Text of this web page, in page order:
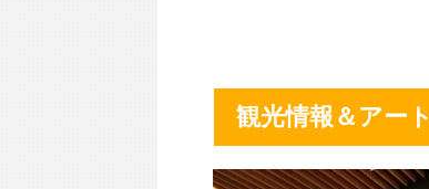
観光情報＆アート